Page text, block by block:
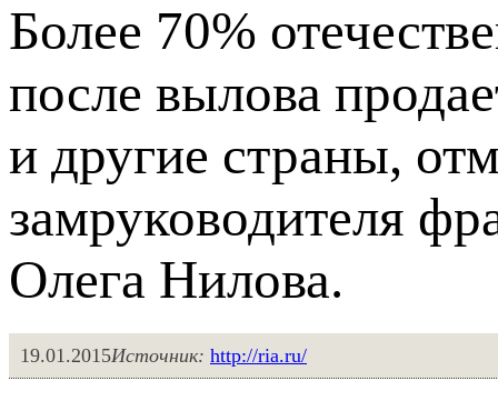
Более 70%
после вылова
и другие страны,
замруководителя
Олега Нилова.
19.01.2015Источник: http://ria.ru/